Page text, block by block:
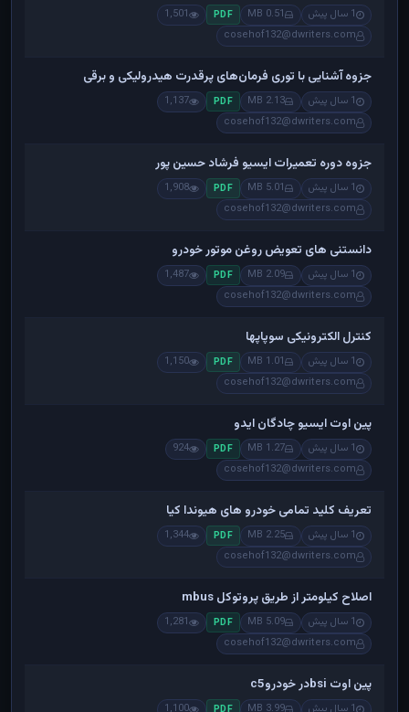
1 سال پیش 0.51 MB
PDF
1,501
cosehof132@dwriters.com
جزوه آشنایی با توری فرمان‌های پرقدرت هیدرولیکی و برقی
1 سال پیش 2.13 MB
PDF
1,137
cosehof132@dwriters.com
جزوه دوره تعمیرات ایسیو فرشاد حسین پور
1 سال پیش 5.01 MB
PDF
1,908
cosehof132@dwriters.com
دانستنی های تعویض روغن موتور خودرو
1 سال پیش 2.09 MB
PDF
1,487
cosehof132@dwriters.com
کنترل الکترونیکی سوپاپها
1 سال پیش 1.01 MB
PDF
1,150
cosehof132@dwriters.com
پین اوت ایسیو چادگان ایدو
1 سال پیش 1.27 MB
PDF
924
cosehof132@dwriters.com
تعریف کلید تمامی خودرو های هیوندا کیا
1 سال پیش 2.25 MB
PDF
1,344
cosehof132@dwriters.com
اصلاح کیلومتر از طریق پروتوکل mbus
1 سال پیش 5.09 MB
PDF
1,281
cosehof132@dwriters.com
پین اوت bsiدر خودروc5